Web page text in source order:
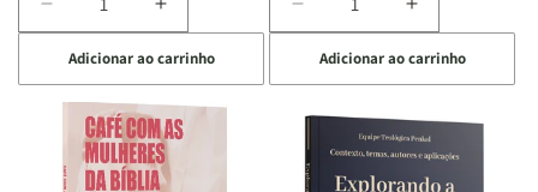
Diminuir
a
quantidade
de
Bíblia
para
Aumentar
a
quantidade
de
Bíblia
para
o
Adicionar ao carrinho
Diminuir
a
quantidade
de
Bíblia
o
Aumentar
a
quantidade
de
Bíblia
para
o
Adicionar ao carrinho